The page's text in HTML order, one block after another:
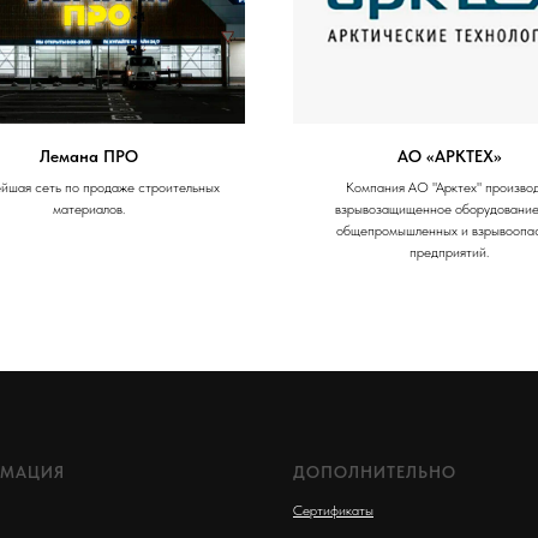
Лемана ПРО
сеть по продаже строительных
материалов.
АО «АРКТЕХ»
Компания АО "Арктех"
взрывозащищенное
общепромышленных и
предприятий.
ДОПОЛНИТЕЛЬНО
Сертификаты